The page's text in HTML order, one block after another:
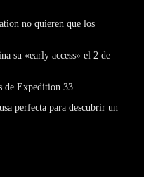
no quieren que los
su «early access» el 2 de
de Expedition 33
perfecta para descubrir un